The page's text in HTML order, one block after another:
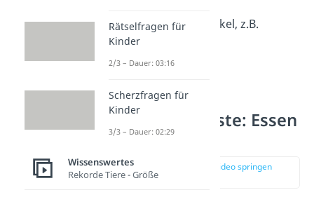
Damenhygieneartikel, z.B.
Binden, Tampons
Trockenshampoo
Festival Packliste: Essen
& Trinken
zur Stelle im Video springen
Rätselfragen für
Kinder
2/3 – Dauer: 03:16
Scherzfragen für
Kinder
3/3 – Dauer: 02:29
Wissenswertes
Rekorde Tiere - Größe